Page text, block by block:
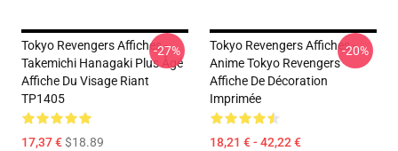
Tokyo Revengers Affiches -
Takemichi Hanagaki Plus Âgé
Affiche Du Visage Riant
TP1405
17,37 €$18.89
-27%
Tokyo Revengers Affiches -
Anime Tokyo Revengers
Affiche De Décoration
Imprimée
18,21 € - 42,22 €
-20%